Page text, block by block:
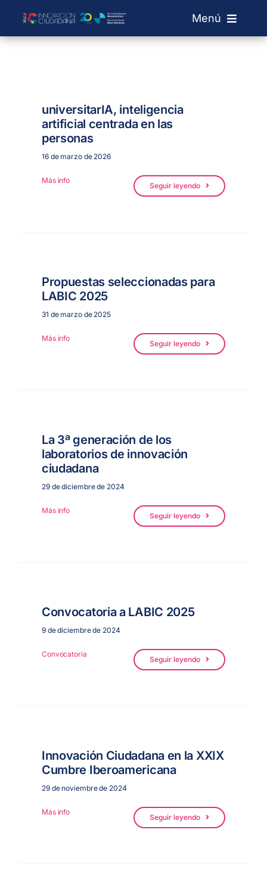
contenido
Menú
Red de Labs
universitarIA, inteligencia
artificial centrada en las
personas
16 de marzo de 2026
Más info
Seguir leyendo
Propuestas seleccionadas para
LABIC 2025
31 de marzo de 2025
Más info
Seguir leyendo
La 3ª generación de los
laboratorios de innovación
ciudadana
29 de diciembre de 2024
Más info
Seguir leyendo
Convocatoria a LABIC 2025
9 de diciembre de 2024
Convocatoria
Seguir leyendo
Innovación Ciudadana en la XXIX
Cumbre Iberoamericana
29 de noviembre de 2024
Más info
Seguir leyendo